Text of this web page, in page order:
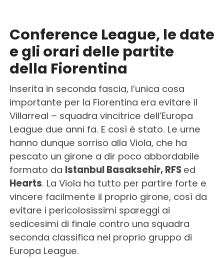
Conference League, le date
e gli orari delle partite
della Fiorentina
Inserita in seconda fascia, l’unica cosa
importante per la Fiorentina era evitare il
Villarreal – squadra vincitrice dell’Europa
League due anni fa. E così è stato. Le urne
hanno dunque sorriso alla Viola, che ha
pescato un girone a dir poco abbordabile
formato da Istanbul Basaksehir, RFS ed
Hearts. La Viola ha tutto per partire forte e
vincere facilmente il proprio girone, così da
evitare i pericolosissimi spareggi ai
sedicesimi di finale contro una squadra
seconda classifica nel proprio gruppo di
Europa League.